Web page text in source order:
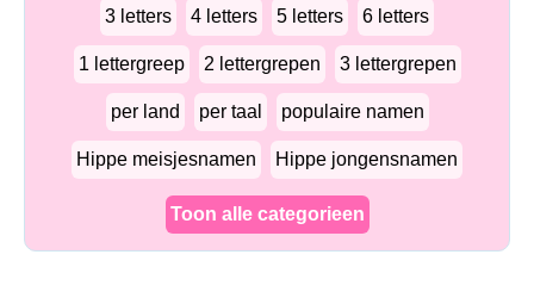
3 letters 4 letters 5 letters 6 letters
1 lettergreep 2 lettergrepen 3 lettergrepen
per land per taal populaire namen
Hippe meisjesnamen Hippe jongensnamen
Toon alle categorieen